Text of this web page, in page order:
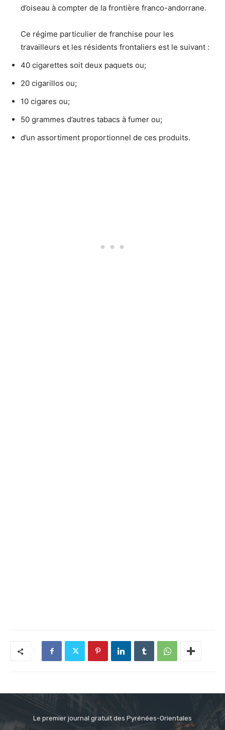
d’oiseau à compter de la frontière franco-andorrane.
Ce régime particulier de franchise pour les
travailleurs et les résidents frontaliers est le suivant :
40 cigarettes soit deux paquets ou;
20 cigarillos ou;
10 cigares ou;
50 grammes d’autres tabacs à fumer ou;
d’un assortiment proportionnel de ces produits.
Le premier journal gratuit des Pyrénées-Orientales